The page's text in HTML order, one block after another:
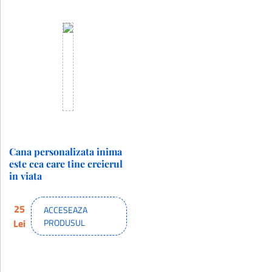
Cana personalizata inima
este cea care tine creierul
in viata
25
Lei
ACCESEAZA
PRODUSUL